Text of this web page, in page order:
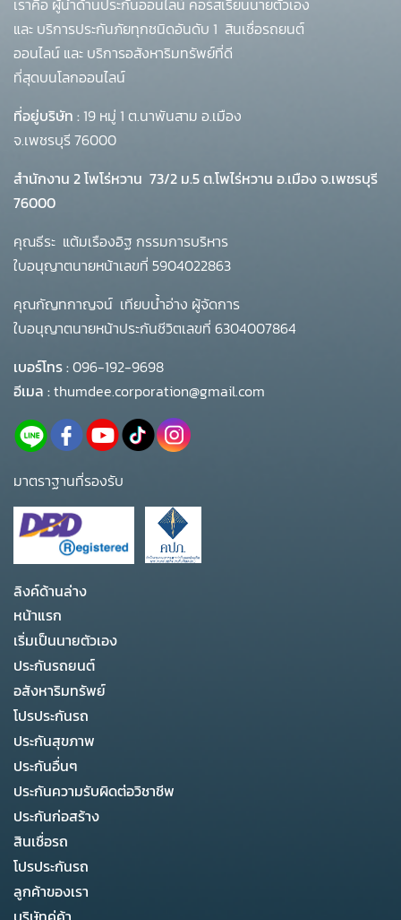
เราคือ ผู้นำด้านประกันออนไลน์ คอร์สเรียนนายตัวเอง
และ บริการประกันภัยทุกชนิดอันดับ 1 สินเชื่อรถยนต์
ออนไลน์ และ บริการอสังหาริมทรัพย์ที่ดี
ที่สุดบนโลกออนไลน์
ที่อยู่บริษัท : 19 หมู่ 1 ต.นาพันสาม อ.เมือง
จ.เพชรบุรี 76000
สำนักงาน 2 โพโร่หวาน 73/2 ม.5 ต.โพไร่หวาน อ.เมือง จ.เพชรบุรี
76000
คุณธีระ แต้มเรืองอิฐ กรรมการบริหาร
ใบอนุญาตนายหน้าเลขที่ 5904022863
คุณกัญทกาญจน์ เทียบน้ำอ่าง ผู้จัดการ
ใบอนุญาตนายหน้าประกันชีวิตเลขที่ 6304007864
เบอร์โทร :096-192-9698
อีเมล :thumdee.corporation@gmail.com
มาตราฐานที่รองรับ
ลิงค์ด้านล่าง
หน้าแรก
เริ่มเป็นนายตัวเอง
ประกันรถยนต์
อสังหาริมทรัพย์
โปรประกันรถ
ประกันสุขภาพ
ประกันอื่นๆ
ประกันความรับผิดต่อวิชาชีพ
ประกันก่อสร้าง
สินเชื่อรถ
โปรประกันรถ
ลูกค้าของเรา